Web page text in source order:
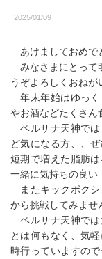
2025/01/09
あけましておめで
みなさまにとって
うぞよろしくおねが
年末年始はゆっく
やお酒などたくさ
ベルサナ天神では
ど気になる方、、
短期で増えた脂肪
一緒に気持ちの良
またキックボクシ
から挑戦してみませ
ベルサナ天神では
とは何もなく、気
時行っていますの